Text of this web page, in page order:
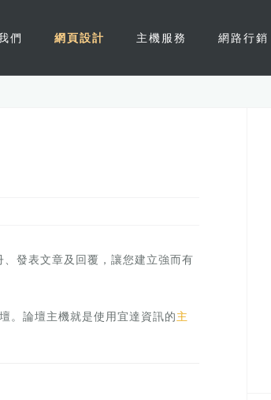
們 網頁設計 主機服務 網路行銷
發表文章及回覆，讓您建立強而有
。論壇主機就是使用宜達資訊的主